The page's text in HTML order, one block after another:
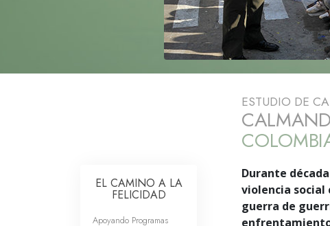
ESTUDIO DE
Durante
violencia social
guerra de
EL CAMINO A LA
FELICIDAD
Apoyando Programas